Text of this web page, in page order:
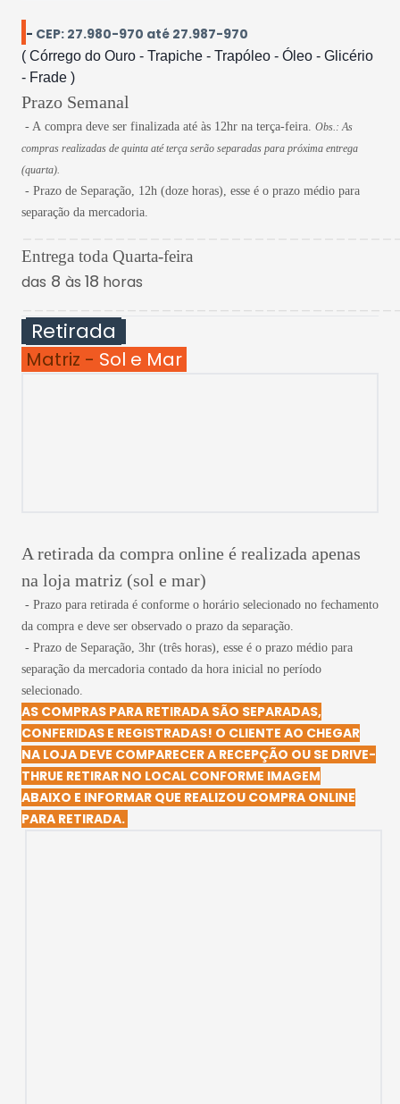
- CEP: 27.980-970 até 27.987-970
( Córrego do Ouro - Trapiche - Trapóleo - Óleo - Glicério
- Frade )
Prazo Semanal
- A compra deve ser finalizada até às 12hr na terça-feira. Obs.: As
compras realizadas de quinta até terça serão separadas para próxima entrega
(quarta).
- Prazo de Separação, 12h (doze horas), esse é o prazo médio para
separação da mercadoria.
Entrega toda Quarta-feira
das 8 às 18 horas
Retirada
Matriz - Sol e Mar
A retirada da compra online é realizada apenas
na loja matriz (sol e mar)
- Prazo para retirada é conforme o horário selecionado no fechamento
da compra e deve ser observado o prazo da separação.
- Prazo de Separação, 3hr (três horas), esse é o prazo médio para
separação da mercadoria contado da hora inicial no período
selecionado.
AS COMPRAS PARA RETIRADA SÃO SEPARADAS,
CONFERIDAS E REGISTRADAS! O CLIENTE AO CHEGAR
NA LOJA DEVE COMPARECER A RECEPÇÃO OU SE DRIVE-
THRUE RETIRAR NO LOCAL CONFORME IMAGEM
ABAIXO E INFORMAR QUE REALIZOU COMPRA ONLINE
PARA RETIRADA.